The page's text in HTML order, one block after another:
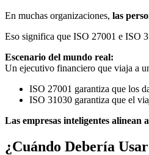
En muchas organizaciones, las
Eso significa que ISO 27001 e ISO
Escenario del mundo real:
Un ejecutivo financiero que viaja a
ISO 27001 garantiza que los
ISO 31030 garantiza que el
Las empresas inteligentes alinean
¿Cuándo Debería